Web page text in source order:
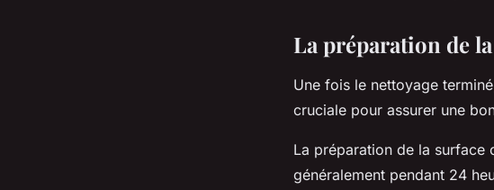
La préparation de
Une fois le nettoyage
cruciale pour assurer une
La préparation de la surface
généralement pendant 24